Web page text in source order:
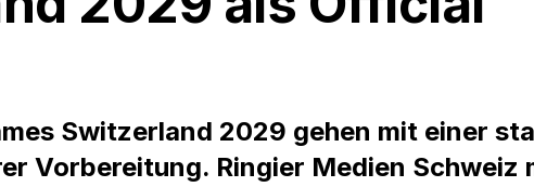
Switzerland 2029 gehen mit einer
Vorbereitung. Ringier Medien Schweiz